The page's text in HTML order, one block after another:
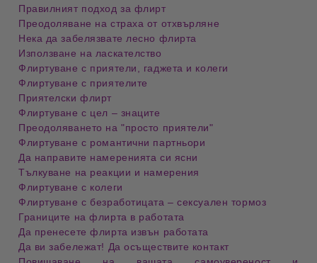
Правилният подход за флирт
Преодоляване на страха от отхвърляне
Нека да забелязвате лесно флирта
Използване на ласкателство
Флиртуване с приятели, гаджета и колеги
Флиртуване с приятелите
Приятелски флирт
Флиртуване с цел – знаците
Преодоляването на "просто приятели"
Флиртуване с романтични партньори
Да направите намеренията си ясни
Тълкуване на реакции и намерения
Флиртуване с колеги
Флиртуване с безработицата – сексуален тормоз
Границите на флирта в работата
Да пренесете флирта извън работата
Да ви забележат! Да осъществите контакт